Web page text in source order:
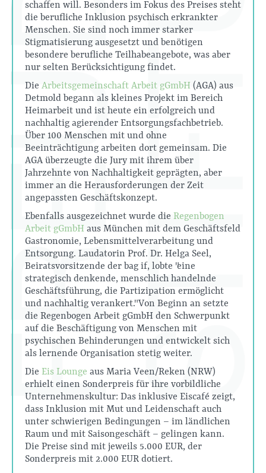
schaffen will. Besonders im Fokus des Preises steht
die berufliche Inklusion psychisch erkrankter
Menschen. Sie sind noch immer starker
Stigmatisierung ausgesetzt und benötigen
besondere berufliche Teilhabeangebote, was aber
nur selten Berücksichtigung findet.
Die Arbeitsgemeinschaft Arbeit gGmbH (AGA) aus
Detmold begann als kleines Projekt im Bereich
Heimarbeit und ist heute ein erfolgreich und
nachhaltig agierender Entsorgungsfachbetrieb.
Über 100 Menschen mit und ohne
Beeinträchtigung arbeiten dort gemeinsam. Die
AGA überzeugte die Jury mit ihrem über
Jahrzehnte von Nachhaltigkeit geprägten, aber
immer an die Herausforderungen der Zeit
angepassten Geschäftskonzept.
Ebenfalls ausgezeichnet wurde die Regenbogen
Arbeit gGmbH aus München mit dem Geschäftsfeld
Gastronomie, Lebensmittelverarbeitung und
Entsorgung. Laudatorin Prof. Dr. Helga Seel,
Beiratsvorsitzende der bag if, lobte "eine
strategisch denkende, menschlich handelnde
Geschäftsführung, die Partizipation ermöglicht
und nachhaltig verankert." Von Beginn an setzte
die Regenbogen Arbeit gGmbH den Schwerpunkt
auf die Beschäftigung von Menschen mit
psychischen Behinderungen und entwickelt sich
als lernende Organisation stetig weiter.
Die Eis Lounge aus Maria Veen/Reken (NRW)
erhielt einen Sonderpreis für ihre vorbildliche
Unternehmenskultur: Das inklusive Eiscafé zeigt,
dass Inklusion mit Mut und Leidenschaft auch
unter schwierigen Bedingungen – im ländlichen
Raum und mit Saisongeschäft – gelingen kann.
Die Preise sind mit jeweils 5.000 EUR, der
Sonderpreis mit 2.000 EUR dotiert.